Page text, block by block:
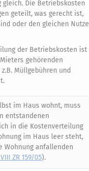
gleich. Die Betriebskosten
geteilt, was gerecht ist,
oder den gleichen
der Betriebskosten ist
gehörenden
Müllgebühren und
im Haus wohnt, muss
entstandenen
in die Kostenverteilung
im Haus leer steht,
Wohnung anfallenden
ZR 159/05).